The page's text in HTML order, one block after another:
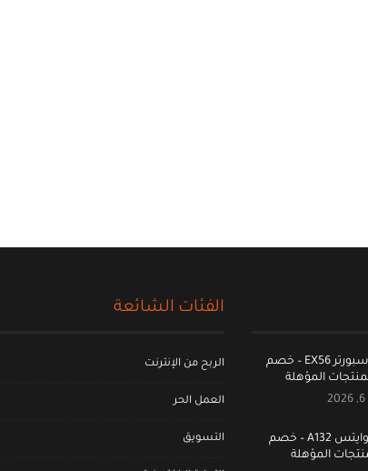
كود خصم سبورتر EX56 – خصم
كود خصم وايتس A132 – خصم
الفئات الشائعة
الربح من الإنترنت
العمل الحر
التسويق